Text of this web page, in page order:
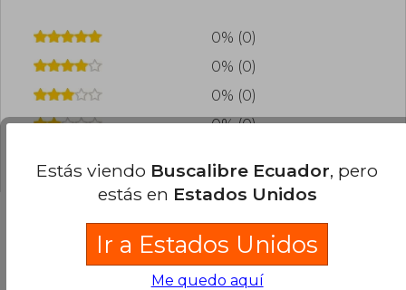
0% (0)
0% (0)
0% (0)
0% (0)
Preguntas frecuentes sobre el libro
Estás viendo Buscalibre Ecuador, pero
estás en Estados Unidos
Ir a Estados Unidos
Me quedo aquí